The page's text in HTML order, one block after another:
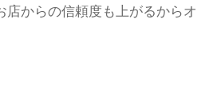
店からの信頼度も上がるからオ